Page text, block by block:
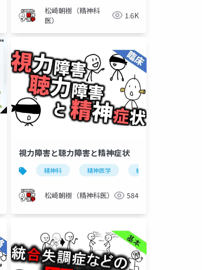
松崎朝樹（精神科
医）
1.6K
ブレインマシンインタフェース ブレインテック
視力障害と聴力障害と精神症状
精神科 精神医学 統合失調症
松崎朝樹（精神科医） 584